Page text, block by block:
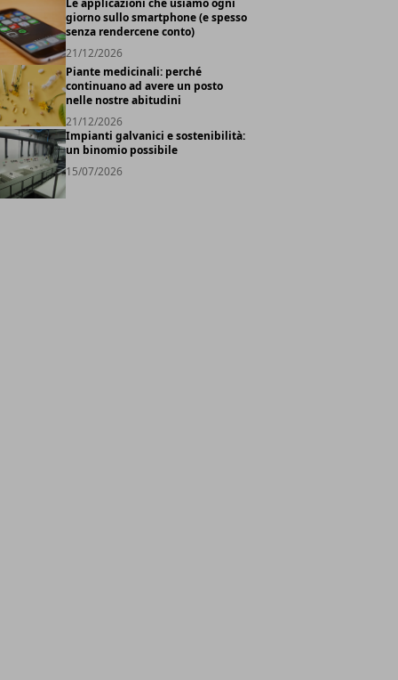
Le applicazioni che usiamo ogni
giorno sullo smartphone (e spesso
senza rendercene conto)
21/12/2026
Piante medicinali: perché
continuano ad avere un posto
nelle nostre abitudini
21/12/2026
Impianti galvanici e sostenibilità:
un binomio possibile
15/07/2026